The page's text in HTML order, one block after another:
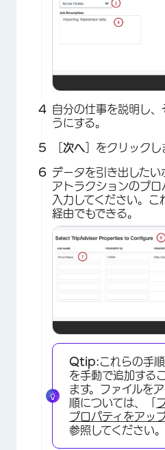
自分の仕事を説明し
うにする。
次へ ］をクリックし
データを引き出したい
アトラクションのプ
入力してください。
経由でもできる。
Qtip:これらの手
を手動で追加する
ます。ファイルを
順については、「
プロパティをアッ
参照してください。